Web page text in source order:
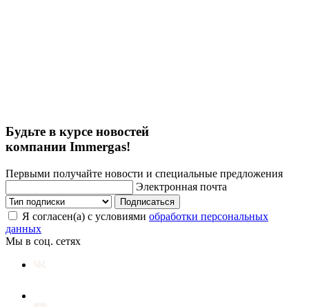
Будьте в курсе новостей
компании Immergas!
Первыми получайте новости и специальные предложения
Электронная почта
Подписаться
Я согласен(а) с условиями обработки персональных
данных
Мы в соц. сетях